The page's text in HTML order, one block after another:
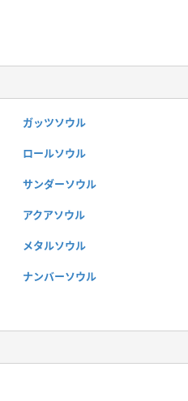
ガッツソウル
ロールソウル
サンダーソウル
アクアソウル
メタルソウル
ナンバーソウル